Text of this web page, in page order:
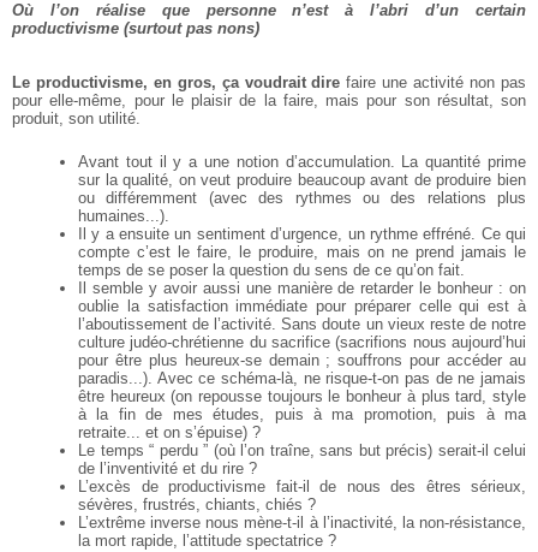
Où l’on réalise que personne n’est à l’abri d’un certain
productivisme (surtout pas nons)
Le productivisme, en gros, ça voudrait dire faire une activité non pas
pour elle-même, pour leplaisir de la faire, mais pour son résultat, son
produit, son utilité.
Avant tout il y a une notion d’accumulation. La quantité prime
sur la qualité, on veut produire beaucoup avant de produire bien
ou différemment (avec des rythmes ou des relations plus
humaines...).
Il y a ensuite un sentiment d’urgence, un rythme effréné. Ce qui
compte c’est le faire, le produire, mais on ne prend jamais le
temps de se poser la question du sens de ce qu’on fait.
Il semble y avoir aussi une manière de retarder le bonheur : on
oublie la satisfaction immédiate pour préparer celle qui est à
l’aboutissement de l’activité. Sans doute un vieux reste de notre
culture judéo-chrétienne du sacrifice (sacrifions nous aujourd’hui
pour être plus heureux-sedemain ; souffrons pour accéder au
paradis...). Avec ce schéma-là, ne risque-t-on pas de ne jamais
être heureux (on repousse toujours le bonheur à plus tard, style
à la fin de mes études, puis à ma promotion, puis à ma
retraite... et on s’épuise) ?
Le temps “ perdu ” (où l’on traîne, sans but précis) serait-il celui
de l’inventivité et du rire ?
L’excès de productivisme fait-il de nous des êtres sérieux,
sévères, frustrés, chiants, chiés ?
L’extrême inverse nous mène-t-il à l’inactivité, la non-résistance,
la mort rapide, l’attitude spectatrice ?